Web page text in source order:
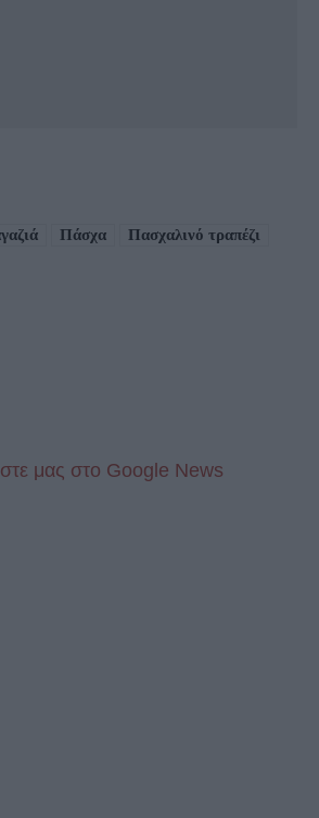
Πάσχα
Πασχαλινό τραπέζι
μας στo Google News